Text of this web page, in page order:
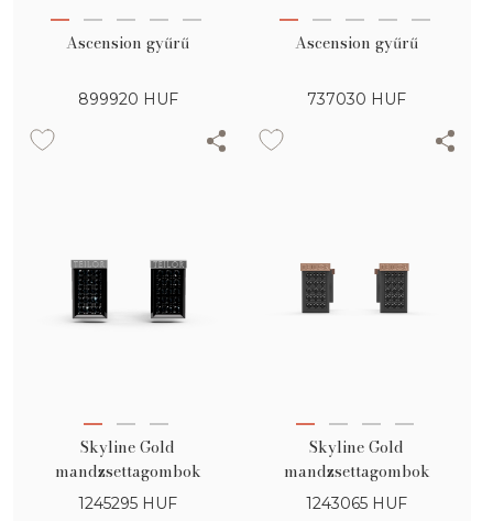
Ascension gyűrű
899920 HUF
Ascension gyűrű
737030 HUF
Skyline Gold
mandzsettagombok
1245295 HUF
Skyline Gold
mandzsettagombok
1243065 HUF